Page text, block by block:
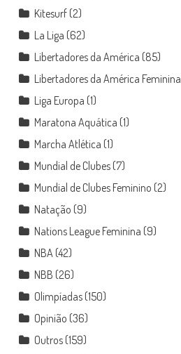
Kitesurf(2)
La Liga (62)
Libertadores da América (85)
Libertadores da América Feminina
Liga Europa (1)
Maratona Aquática (1)
Marcha Atlética (1)
Mundial de Clubes(7)
Mundial de Clubes Feminino (2)
Natação (9)
Nations League Feminina (9)
NBA(42)
NBB (26)
Olimpíadas(150)
Opinião (36)
Outros(159)